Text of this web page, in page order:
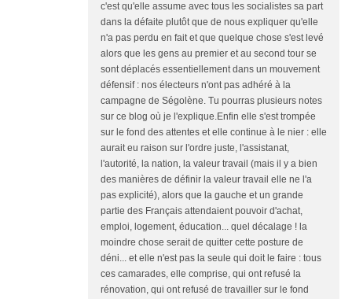
c'est qu'elle assume avec tous les socialistes sa part
dans la défaite plutôt que de nous expliquer qu'elle
n'a pas perdu en fait et que quelque chose s'est levé
alors que les gens au premier et au second tour se
sont déplacés essentiellement dans un mouvement
défensif : nos électeurs n'ont pas adhéré à la
campagne de Ségolène. Tu pourras plusieurs notes
sur ce blog où je l'explique.Enfin elle s'est trompée
sur le fond des attentes et elle continue à le nier : elle
aurait eu raison sur l'ordre juste, l'assistanat,
l'autorité, la nation, la valeur travail (mais il y a bien
des manières de définir la valeur travail elle ne l'a
pas explicité), alors que la gauche et un grande
partie des Français attendaient pouvoir d'achat,
emploi, logement, éducation... quel décalage ! la
moindre chose serait de quitter cette posture de
déni... et elle n'est pas la seule qui doit le faire : tous
ces camarades, elle comprise, qui ont refusé la
rénovation, qui ont refusé de travailler sur le fond